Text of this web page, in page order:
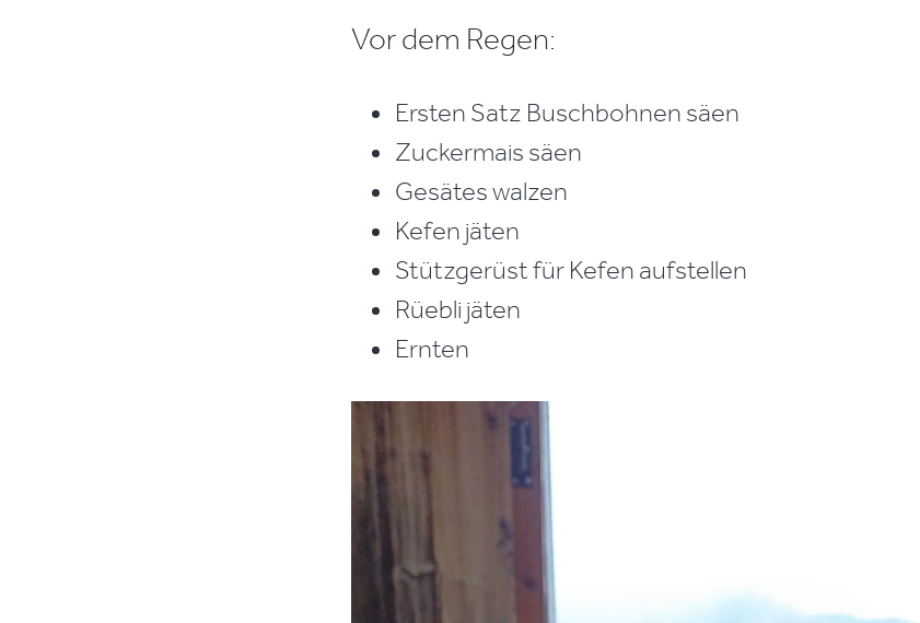
Vor dem Regen:
Ersten Satz Buschbohnen säen
Zuckermais säen
Gesätes walzen
Kefen jäten
Stützgerüst für Kefen aufstellen
Rüebli jäten
Ernten